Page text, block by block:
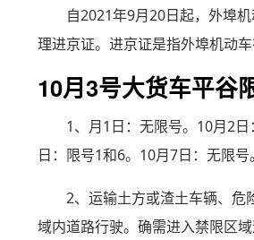
自2021年9月20日起，外埠
理进京证。进京证是指外埠机动
10月3号大货车平谷
1、月1日：无限号。10月2
日：限号1和6。10月7日：无限号
2、运输土方或渣土车辆、危
域内道路行驶。确需进入禁限区